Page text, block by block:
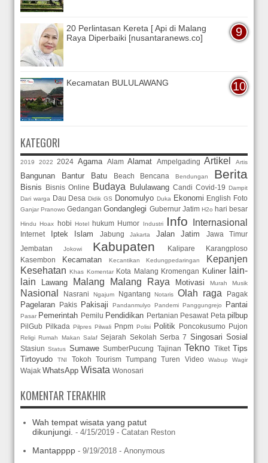
20 Perlintasan Kereta [ Api di Malang
Raya Diperbaiki [nusantaranews.co]
Kecamatan BULULAWANG
KATEGORI
2019 2022 2024 Agama Alam Alamat Ampelgading Artikel Artis
Bangunan Bantur Batu Beach Bencana Bendungan Berita
Bisnis Bisnis Online Budaya Bululawang Candi Covid-19 Dampit
Dari warga Dau Desa Didik GS Donomulyo Duka Ekonomi English Foto
Ganjar Pranowo Gedangan Gondanglegi Gubernur Jatim H2o hari besar
Hindu Hoax hobi Hotel hukum Humor Industri Info Internasional
Internet Iptek Islam Jabung Jakarta Jalan Jatim
Jawa Timur
Jembatan
Jokowi Kabupaten Kalipare
Karangploso
Kasembon
Kecamatan Kecantikan Kedungpedaringan
Kepanjen
Kesehatan Khas Komentar Kota Malang Kromengan Kuliner
lain-
lain
Lawang Malang Malang Raya Motivasi Murah Musik
Nasional Nasrani Ngajum Ngantang Notaris Olah raga Pagak
Pagelaran Pakis Pakisaji Pandanmulyo Pandemi Panggungrejo Pantai
Pasar Pemerintah Pemilu Pendidikan Pertanian Pesawat Peta pilbup
PilGub Pilkada Pilpres Pilwali Pnpm Polisi Politik Poncokusumo Pujon
Religi Rumah Makan Salaf Sejarah Sekolah Serba 7 Singosari Sosial
Stasiun Status Sumawe SumberPucung Tajinan Tekno Tiket Tips
Tirtoyudo
TNI Tokoh Tourism Tumpang Turen Video Wabup Wagir
Wajak WhatsApp Wisata Wonosari
KOMENTAR TERAKHIR
Wah tempat wisata yang patut
dikunjungi. - 4/15/2019 - Catatan Reston
Mantapppp - 9/19/2018 - Anonymous